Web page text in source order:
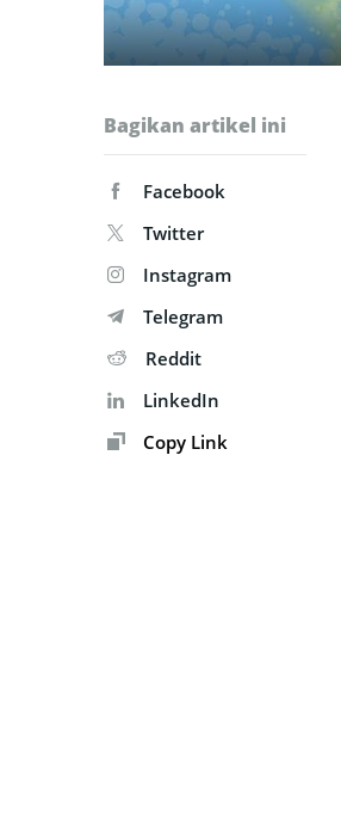
Bagikan artikel ini
Facebook
Twitter
Instagram
Telegram
Reddit
LinkedIn
Copy Link